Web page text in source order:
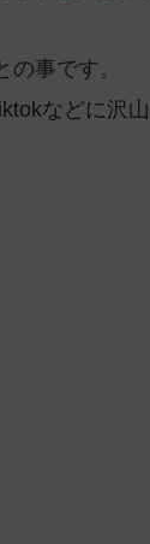
事です。
などに沢山